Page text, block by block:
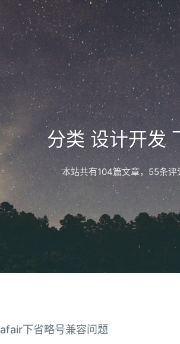
分类 设计开发
本站共有104篇文章，55条
下省略号兼容问题